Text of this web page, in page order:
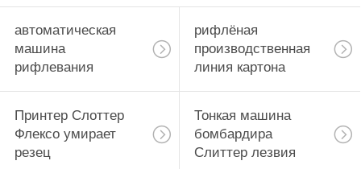
автоматическая
машина
рифлевания
рифлёная
производственная
линия картона
Принтер Слоттер
Флексо умирает
резец
Тонкая машина
бомбардира
Слиттер лезвия